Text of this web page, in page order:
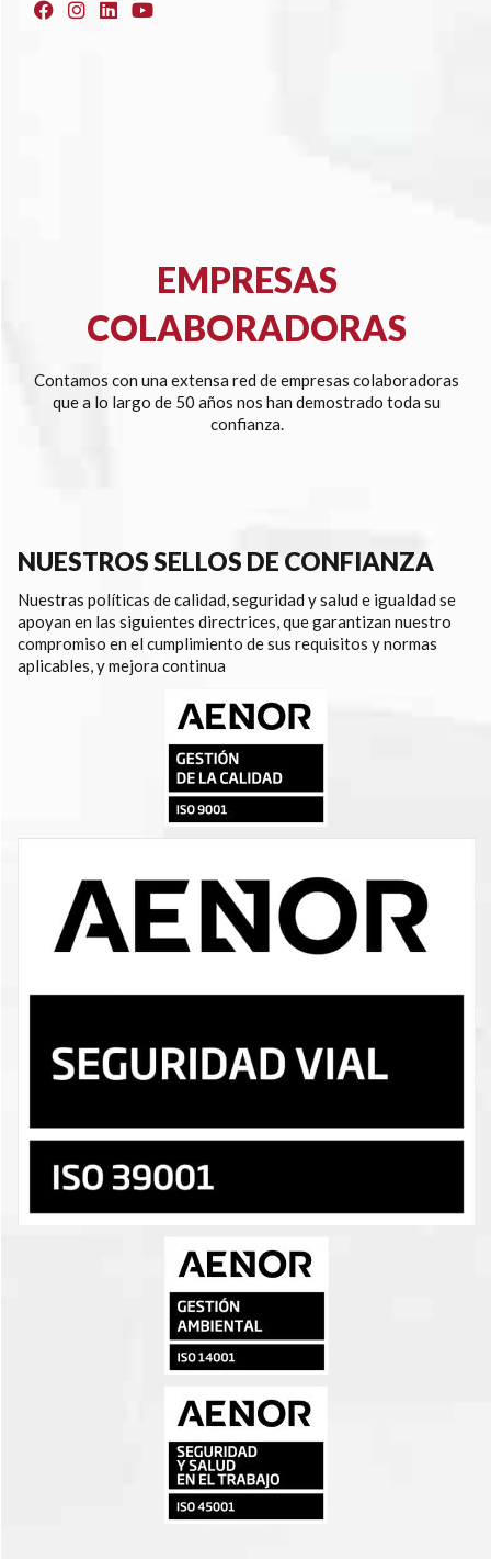
EMPRESAS
COLABORADORAS
Contamos con una extensa red de empresas colaboradoras
que a lo largo de 50 años nos han demostrado toda su
confianza.
NUESTROS SELLOS DE CONFIANZA
Nuestras políticas de calidad, seguridad y salud e igualdad se
apoyan en las siguientes directrices, que garantizan nuestro
compromiso en el cumplimiento de sus requisitos y normas
aplicables, y mejora continua